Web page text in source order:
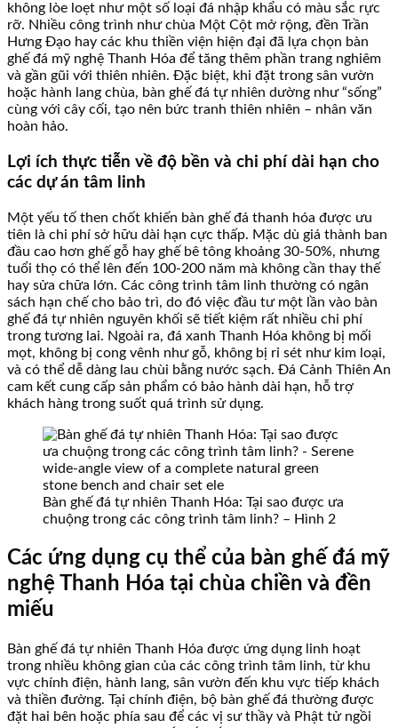
không lòe loẹt như một số loại đá nhập khẩu có màu sắc rực
rỡ. Nhiều công trình như chùa Một Cột mở rộng, đền Trần
Hưng Đạo hay các khu thiền viện hiện đại đã lựa chọn bàn
ghế đá mỹ nghệ Thanh Hóa để tăng thêm phần trang nghiêm
và gần gũi với thiên nhiên. Đặc biệt, khi đặt trong sân vườn
hoặc hành lang chùa, bàn ghế đá tự nhiên dường như “sống”
cùng với cây cối, tạo nên bức tranh thiên nhiên – nhân văn
hoàn hảo.
Lợi ích thực tiễn về độ bền và chi phí dài hạn cho
các dự án tâm linh
Một yếu tố then chốt khiến bàn ghế đá thanh hóa được ưu
tiên là chi phí sở hữu dài hạn cực thấp. Mặc dù giá thành ban
đầu cao hơn ghế gỗ hay ghế bê tông khoảng 30-50%, nhưng
tuổi thọ có thể lên đến 100-200 năm mà không cần thay thế
hay sửa chữa lớn. Các công trình tâm linh thường có ngân
sách hạn chế cho bảo trì, do đó việc đầu tư một lần vào bàn
ghế đá tự nhiên nguyên khối sẽ tiết kiệm rất nhiều chi phí
trong tương lai. Ngoài ra, đá xanh Thanh Hóa không bị mối
mọt, không bị cong vênh như gỗ, không bị rỉ sét như kim loại,
và có thể dễ dàng lau chùi bằng nước sạch. Đá Cảnh Thiên An
cam kết cung cấp sản phẩm có bảo hành dài hạn, hỗ trợ
khách hàng trong suốt quá trình sử dụng.
Bàn ghế đá tự nhiên Thanh Hóa: Tại sao được ưa
chuộng trong các công trình tâm linh? – Hình 2
Các ứng dụng cụ thể của bàn ghế đá mỹ
nghệ Thanh Hóa tại chùa chiền và đền
miếu
Bàn ghế đá tự nhiên Thanh Hóa được ứng dụng linh hoạt
trong nhiều không gian của các công trình tâm linh, từ khu
vực chính điện, hành lang, sân vườn đến khu vực tiếp khách
và thiền đường. Tại chính điện, bộ bàn ghế đá thường được
đặt hai bên hoặc phía sau để các vị sư thầy và Phật tử ngồi